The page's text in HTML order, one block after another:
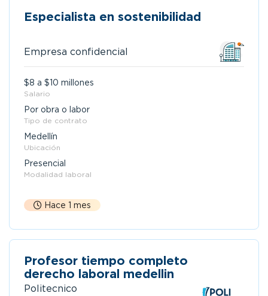
Especialista en sostenibilidad
Empresa confidencial
$8 a $10 millones
Salario
Por obra o labor
Tipo de contrato
Medellín
Ubicación
Presencial
Modalidad laboral
Hace 1 mes
Profesor tiempo completo
derecho laboral medellin
Politecnico